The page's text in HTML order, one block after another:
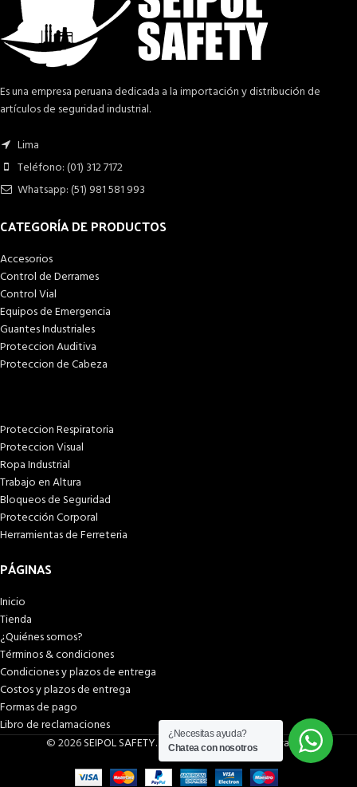
Es una empresa peruana dedicada a la importación y distribución de
artículos de seguridad industrial.
Lima
Teléfono: (01) 312 7172
Whatsapp: (51) 981 581 993
CATEGORÍA DE PRODUCTOS
Accesorios
Control de Derrames
Control Vial
Equipos de Emergencia
Guantes Industriales
Proteccion Auditiva
Proteccion de Cabeza
Proteccion Respiratoria
Proteccion Visual
Ropa Industrial
Trabajo en Altura
Bloqueos de Seguridad
Protección Corporal
Herramientas de Ferreteria
PÁGINAS
Inicio
Tienda
¿Quiénes somos?
Términos & condiciones
Condiciones y plazos de entrega
Costos y plazos de entrega
Formas de pago
Libro de reclamaciones
© 2026SEIPOL SAFETY. Todos los derechos reservados
¿Necesitas ayuda?
Chatea con nosotros